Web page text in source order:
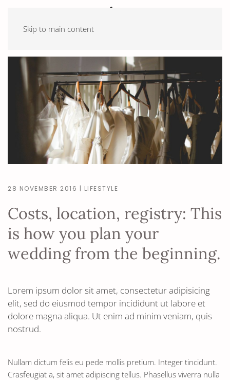
Skip to main content
28 NOVEMBER 2016 | LIFESTYLE
Costs, location, registry: This
is how you plan your
wedding from the beginning.
Lorem ipsum dolor sit amet, consectetur adipisicing
elit, sed do eiusmod tempor incididunt ut labore et
dolore magna aliqua. Ut enim ad minim veniam, quis
nostrud.
Nullam dictum felis eu pede mollis pretium. Integer tincidunt.
Crasfeugiat a, sit amet adipiscing tellus. Phasellus viverra nulla